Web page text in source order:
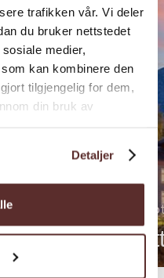
trafikken vår. Vi deler
du bruker nettstedet
medier,
kan kombinere den
tilgjengelig for dem,
din bruk av
Detaljer